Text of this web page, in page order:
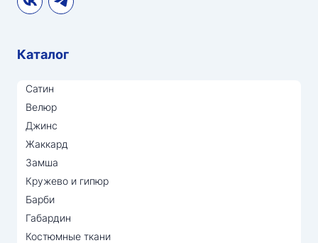
Каталог
Сатин
Велюр
Джинс
Жаккард
Замша
Кружево и гипюр
Барби
Габардин
Костюмные ткани